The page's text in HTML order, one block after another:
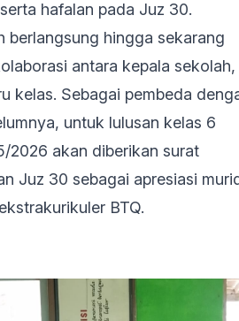
hafalan pada Juz 30.
berlangsung hingga sekarang
antara kepala sekolah,
kelas. Sebagai pembeda
untuk lulusan kelas 6
2026 akan diberikan surat
Juz 30 sebagai apresiasi
BTQ.